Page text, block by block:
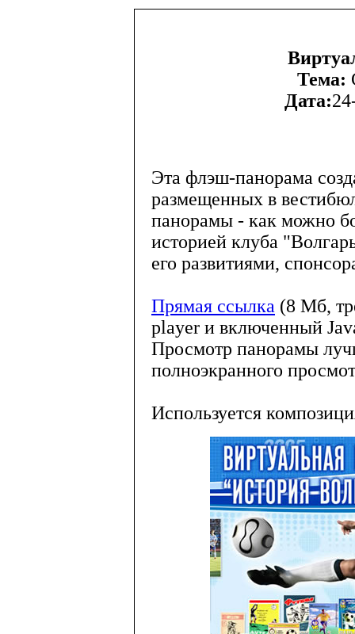
Тема:
Дата:
Эта флэш-панорама
размещенных в
панорамы - как можно
историей клуба
его развитиями,
Прямая ссылка (8 Мб,
player и включенный
Просмотр панорамы
полноэкранного
Используется